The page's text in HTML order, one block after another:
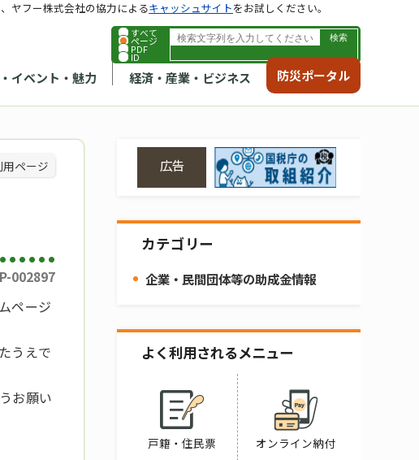
すべて
ページ
PDF
ID
イベント・魅力 経済・産業・ビジネス 防災ポータル
ヤフー株式会社の協力によるキャッシュサイトをお試しください。
用ページ
002897
ページ
うえで
お願い
広告
カテゴリー
企業・民間団体等の助成金情報
よく利用されるメニュー
戸籍・住民票 オンライン納付